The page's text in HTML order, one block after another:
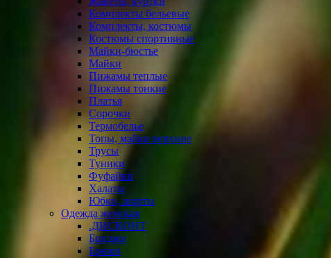
Комплекты бельевые
Комплекты, костюмы
Костюмы спортивные
Майки-бюстье
Майки
Пижамы теплые
Пижамы тонкие
Платья
Сорочки
Термобелье
Топы, майки верхние
Трусы
Туники
Фуфайки
Халаты
Юбки, шорты
Одежда женская
.ДИСКОНТ
Бриджи
Брюки